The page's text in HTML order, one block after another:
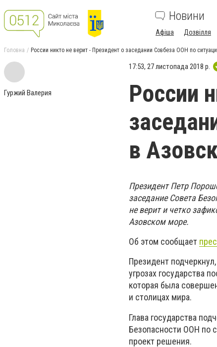
Новини
Афіша Дозвілля
Головна России никто не верит - Президент о заседании Совбеза ООН по
Гуржий Валерия
17:53, 27 листопада 2018 р.
России
в
Президент Петр
заседание Совета
не верит и четко
Азовском море.
Об этом сообщает
Президент
угрозах государства
которая была
и столицах мира.
Глава государства
Безопасности ООН по
проект решения.